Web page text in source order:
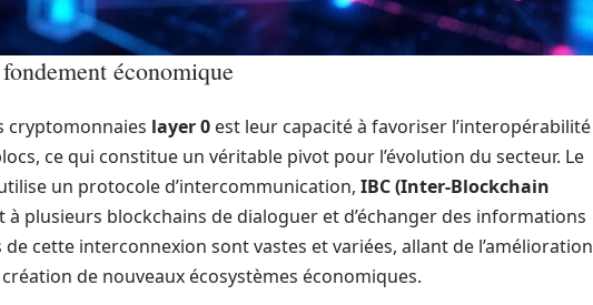
économique
cryptomonnaies layer 0 est leur capacité à favoriser l’interopérabilité
ce qui constitue un véritable pivot pour l’évolution du secteur. Le
un protocole d’intercommunication, IBC (Inter-Blockchain
à plusieurs blockchains de dialoguer et d’échanger des informations
cette interconnexion sont vastes et variées, allant de l’amélioration
de nouveaux écosystèmes économiques.